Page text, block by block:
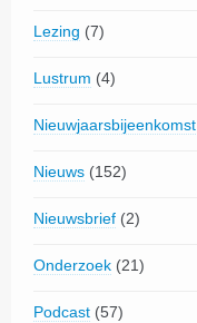
Lezing (7)
Lustrum (4)
Nieuwjaarsbijeenkomst
Nieuws (152)
Nieuwsbrief (2)
Onderzoek (21)
Podcast (57)